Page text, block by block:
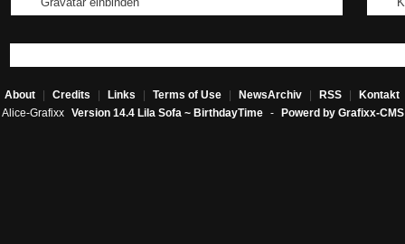
About Credits Links Terms of Use NewsArchiv RSS Kontakt
Alice-Grafixx Version 14.4 Lila Sofa ~ BirthdayTime - Powerd by Grafixx-CMS